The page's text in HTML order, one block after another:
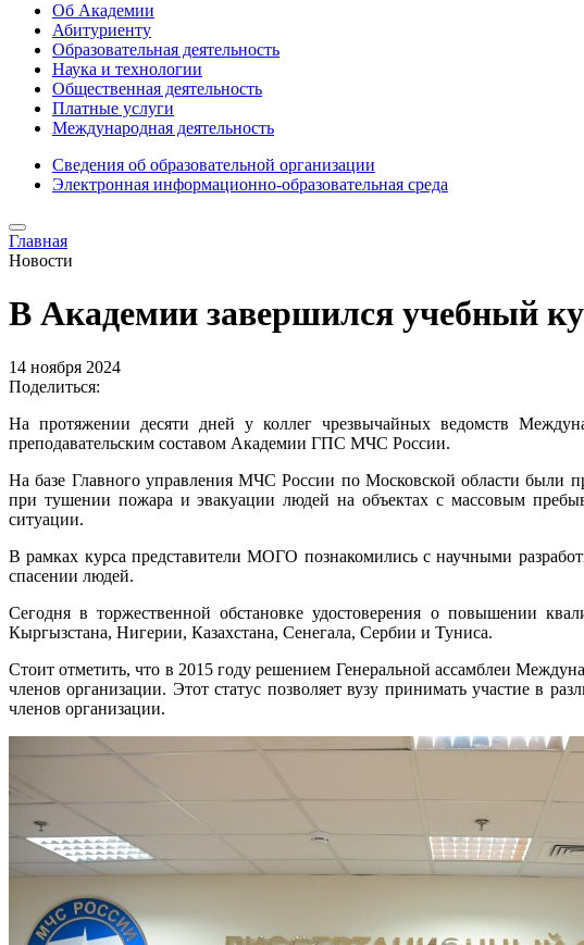
Об Академии
Абитуриенту
Образовательная деятельность
Наука и технологии
Общественная деятельность
Платные услуги
Международная деятельность
Сведения об образовательной организации
Электронная информационно-образовательная среда
Главная
Новости
В Академии завершился учебный
14 ноября 2024
Поделиться:
На протяжении десяти дней у коллег чрезвычайных ведомств
преподавательским составом Академии ГПС МЧС России.
На базе Главного управления МЧС России по Московской области были
при тушении пожара и эвакуации людей на объектах с массовым
ситуации.
В рамках курса представители МОГО познакомились с научными
спасении людей.
Сегодня в торжественной обстановке удостоверения о повышении
Кыргызстана, Нигерии, Казахстана, Сенегала, Сербии и Туниса.
Стоит отметить, что в 2015 году решением Генеральной ассамблеи
членов организации. Этот статус позволяет вузу принимать участие в
членов организации.